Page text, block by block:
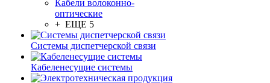
Кабели волоконно-
оптические
+ ЕЩЕ 5
Системы диспетчерской связи
Кабеленесущие системы